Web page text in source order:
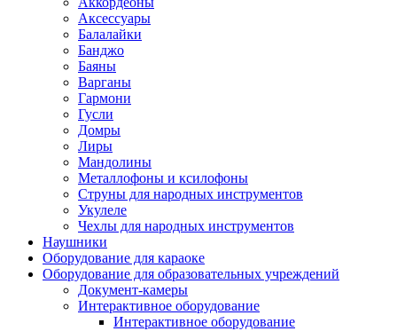
Аксессуары
Балалайки
Банджо
Баяны
Варганы
Гармони
Гусли
Домры
Лиры
Мандолины
Металлофоны и ксилофоны
Струны для народных инструментов
Укулеле
Чехлы для народных инструментов
Наушники
Оборудование для караоке
Оборудование для образовательных учреждений
Документ-камеры
Интерактивное оборудование
Интерактивное оборудование